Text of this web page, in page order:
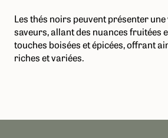
Les thés noirs peuvent présenter
saveurs, allant des nuances fruitées
touches boisées et épicées, offrant
riches et variées.